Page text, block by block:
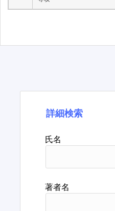
詳細検索
氏名
著者名